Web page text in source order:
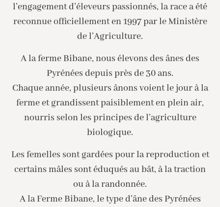
l’engagement d’éleveurs passionnés, la race a été
reconnue officiellement en 1997 par le Ministère
de l’Agriculture.
A la ferme Bibane, nous élevons des ânes des
Pyrénées depuis près de 30 ans.
Chaque année, plusieurs ânons voient le jour à la
ferme et grandissent paisiblement en plein air,
nourris selon les principes de l’agriculture
biologique.
Les femelles sont gardées pour la reproduction et
certains mâles sont éduqués au bât, à la traction
ou à la randonnée.
A la Ferme Bibane, le type d’âne des Pyrénées